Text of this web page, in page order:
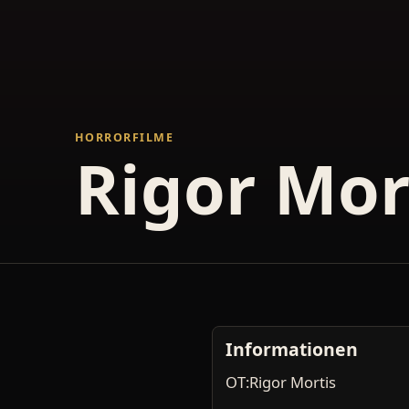
HORRORFILME
Rigor
Informationen
OT:Rigor Mortis